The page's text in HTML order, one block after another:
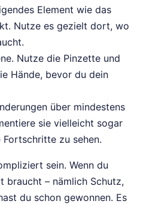
Element wie das
Nutze es gezielt dort, wo
Nutze die Pinzette und
Hände, bevor du dein
über mindestens
sie vielleicht sogar
zu sehen.
sein. Wenn du
braucht – nämlich Schutz,
du schon gewonnen. Es